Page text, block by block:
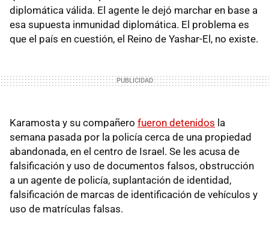
diplomática válida. El agente le dejó marchar en base a
esa supuesta inmunidad diplomática. El problema es
que el país en cuestión, el Reino de Yashar-El, no existe.
Karamosta y su compañero fueron detenidos la
semana pasada por la policía cerca de una propiedad
abandonada, en el centro de Israel. Se les acusa de
falsificación y uso de documentos falsos, obstrucción
a un agente de policía, suplantación de identidad,
falsificación de marcas de identificación de vehículos y
uso de matrículas falsas.